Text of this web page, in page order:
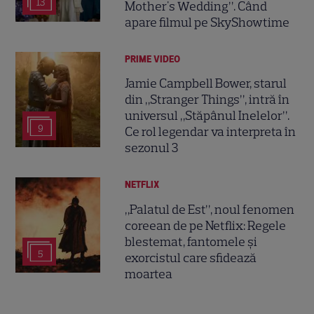
13
Mother's Wedding”. Când
apare filmul pe SkyShowtime
9
PRIME VIDEO
Jamie Campbell Bower, starul
din „Stranger Things”, intră în
universul „Stăpânul Inelelor”.
Ce rol legendar va interpreta în
sezonul 3
5
NETFLIX
„Palatul de Est”, noul fenomen
coreean de pe Netflix: Regele
blestemat, fantomele și
exorcistul care sfidează
moartea